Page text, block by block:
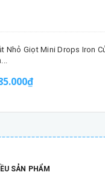
Nhỏ Giọt Mini Drops Iron
SẢN PHẨM